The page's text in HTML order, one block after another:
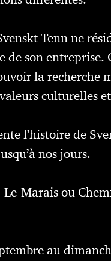
Tenn ne
de son
la recherche
culturelles
l’histoire de
nos jours.
Marais ou
au